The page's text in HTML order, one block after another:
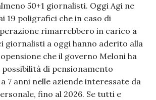
50+1 giornalisti. Oggi Agi ne
19 poligrafici che in caso di
rimarrebbero in carico a
giornalisti a oggi hanno aderito alla
che il governo Meloni ha
di pensionamento
7 anni nelle aziende interessate da
fino al 2026. Se tutti e